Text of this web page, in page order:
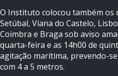
O Instituto colocou também os
Setúbal, Viana do Castelo,
Coimbra e Braga sob aviso
quarta-feira e as 14h00 de
agitação marítima, prevendo-
com 4 a 5 metros.